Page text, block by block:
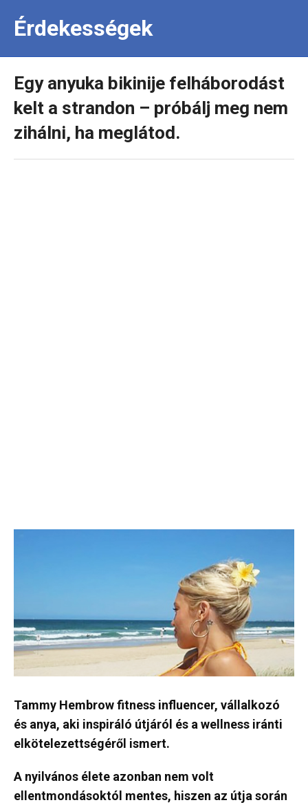
Érdekességek
Egy anyuka bikinije felháborodást
kelt a strandon – próbálj meg nem
zihálni, ha meglátod.
Tammy Hembrow fitness influencer, vállalkozó
és anya, aki inspiráló útjáról és a wellness iránti
elkötelezettségéről ismert.
A nyilvános élete azonban nem volt
ellentmondásoktól mentes, hiszen az útja során